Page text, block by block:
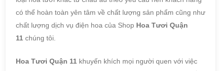
có thể hoàn toàn yên tâm về chất lượng sản phẩm cũng như
chất lượng dịch vụ điện hoa của Shop Hoa Tươi Quận
11 chúng tôi.
Hoa Tươi Quận 11 khuyến khích mọi người quen với việc